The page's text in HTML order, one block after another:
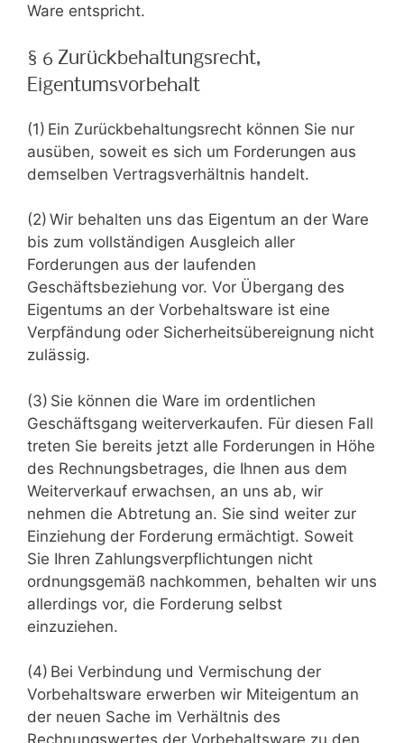
Ware entspricht.
§ 6 Zurückbehaltungsrecht,
Eigentumsvorbehalt
(1) Ein Zurückbehaltungsrecht können Sie nur
ausüben, soweit es sich um Forderungen aus
demselben Vertragsverhältnis handelt.
(2) Wir behalten uns das Eigentum an der Ware
bis zum vollständigen Ausgleich aller
Forderungen aus der laufenden
Geschäftsbeziehung vor. Vor Übergang des
Eigentums an der Vorbehaltsware ist eine
Verpfändung oder Sicherheitsübereignung nicht
zulässig.
(3) Sie können die Ware im ordentlichen
Geschäftsgang weiterverkaufen. Für diesen Fall
treten Sie bereits jetzt alle Forderungen in Höhe
des Rechnungsbetrages, die Ihnen aus dem
Weiterverkauf erwachsen, an uns ab, wir
nehmen die Abtretung an. Sie sind weiter zur
Einziehung der Forderung ermächtigt. Soweit
Sie Ihren Zahlungsverpflichtungen nicht
ordnungsgemäß nachkommen, behalten wir uns
allerdings vor, die Forderung selbst
einzuziehen.
(4) Bei Verbindung und Vermischung der
Vorbehaltsware erwerben wir Miteigentum an
der neuen Sache im Verhältnis des
Rechnungswertes der Vorbehaltsware zu den